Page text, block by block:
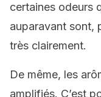
certaines odeurs
auparavant sont,
très clairement.
De même, les
amplifiés. C’est